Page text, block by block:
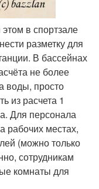
в спортзале
разметку для
В бассейнах
не более
воды, просто
из расчета 1
Для персонала
рабочих местах,
(можно только
сотрудникам
комнаты для